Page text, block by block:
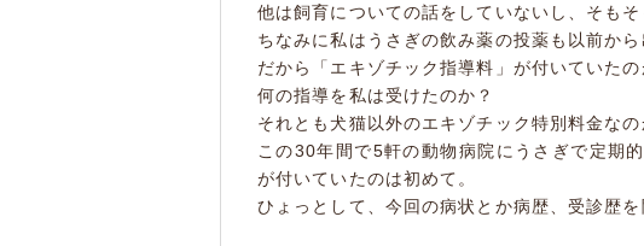
他は飼育についての話をしていないし、そも
ちなみに私はうさぎの飲み薬の投薬も以前から
だから「エキゾチック指導料」が付いていたの
何の指導を私は受けたのか？
それとも犬猫以外のエキゾチック特別料金なの
この30年間で5軒の動物病院にうさぎで定期
が付いていたのは初めて。
ひょっとして、今回の病状とか病歴、受診歴